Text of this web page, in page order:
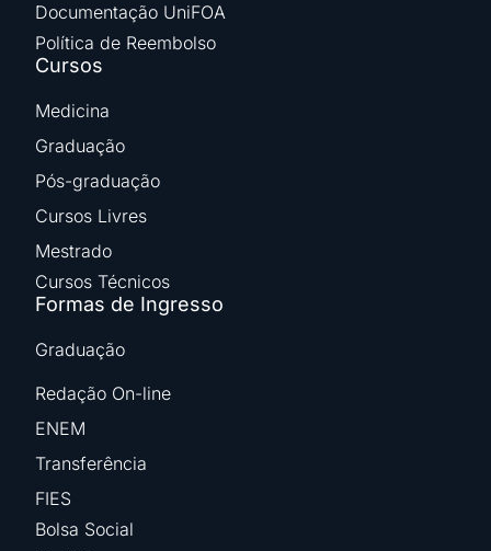
Documentação UniFOA
Política de Reembolso
Cursos
Medicina
Graduação
Pós-graduação
Cursos Livres
Mestrado
Cursos Técnicos
Formas de Ingresso
Graduação
Redação On-line
ENEM
Transferência
FIES
Bolsa Social